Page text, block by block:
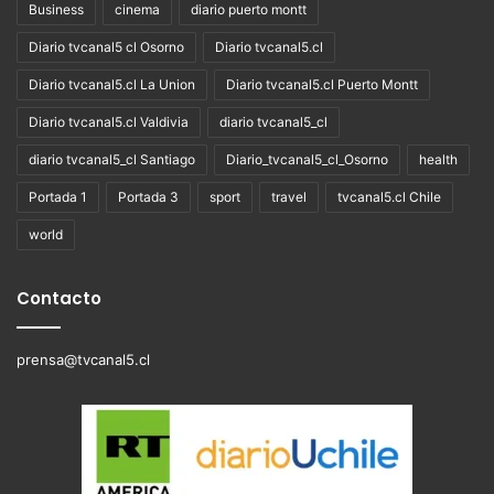
Business cinema diario puerto montt
Diario tvcanal5 cl Osorno Diario tvcanal5.cl
Diario tvcanal5.cl La Union Diario tvcanal5.cl Puerto Montt
Diario tvcanal5.cl Valdivia diario tvcanal5_cl
diario tvcanal5_cl Santiago Diario_tvcanal5_cl_Osorno health
Portada 1 Portada 3 sport travel tvcanal5.cl Chile
world
Contacto
prensa@tvcanal5.cl